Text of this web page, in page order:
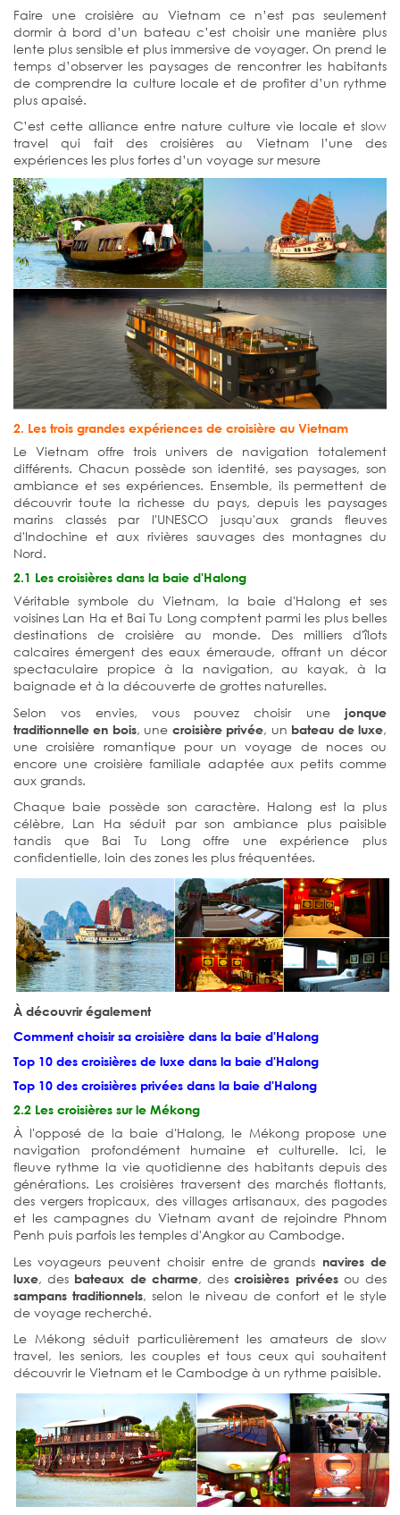
Faire une croisière au Vietnam ce n’est pas seulement
dormir à bord d’un bateau c’est choisir une manière plus
lente plus sensible et plus immersive de voyager. On prend le
temps d’observer les paysages de rencontrer les habitants
de comprendre la culture locale et de profiter d’un rythme
plus apaisé.
C’est cette alliance entre nature culture vie locale et slow
travel qui fait des croisières au Vietnam l’une des
expériences les plus fortes d’un voyage sur mesure
2. Les trois grandes expériences de croisière au Vietnam
Le Vietnam offre trois univers de navigation totalement
différents. Chacun possède son identité, ses paysages, son
ambiance et ses expériences. Ensemble, ils permettent de
découvrir toute la richesse du pays, depuis les paysages
marins classés par l'UNESCO jusqu'aux grands fleuves
d'Indochine et aux rivières sauvages des montagnes du
Nord.
2.1 Les croisières dans la baie d'Halong
Véritable symbole du Vietnam, la baie d'Halong et ses
voisines Lan Ha et Bai Tu Long comptent parmi les plus belles
destinations de croisière au monde. Des milliers d'îlots
calcaires émergent des eaux émeraude, offrant un décor
spectaculaire propice à la navigation, au kayak, à la
baignade et à la découverte de grottes naturelles.
Selon vos envies, vous pouvez choisir une jonque
traditionnelle en bois, une croisière privée, un bateau de luxe,
une croisière romantique pour un voyage de noces ou
encore une croisière familiale adaptée aux petits comme
aux grands.
Chaque baie possède son caractère. Halong est la plus
célèbre, Lan Ha séduit par son ambiance plus paisible
tandis que Bai Tu Long offre une expérience plus
confidentielle, loin des zones les plus fréquentées.
À découvrir également
Comment choisir sa croisière dans la baie d'Halong
Top 10 des croisières de luxe dans la baie d'Halong
Top 10 des croisières privées dans la baie d'Halong
2.2 Les croisières sur le Mékong
À l'opposé de la baie d'Halong, le Mékong propose une
navigation profondément humaine et culturelle. Ici, le
fleuve rythme la vie quotidienne des habitants depuis des
générations. Les croisières traversent des marchés flottants,
des vergers tropicaux, des villages artisanaux, des pagodes
et les campagnes du Vietnam avant de rejoindre Phnom
Penh puis parfois les temples d'Angkor au Cambodge.
Les voyageurs peuvent choisir entre de grands navires de
luxe, des bateaux de charme, descroisières privéesou des
sampans traditionnels, selon le niveau de confort et le style
de voyage recherché.
Le Mékong séduit particulièrement les amateurs de slow
travel, les seniors, les couples et tous ceux qui souhaitent
découvrir le Vietnam et le Cambodge à un rythme paisible.